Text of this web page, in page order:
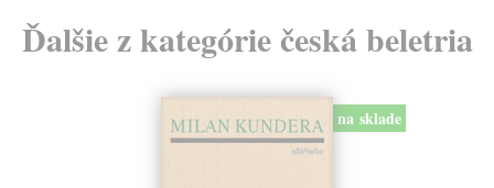
Ďalšie z kategórie česká beletria
na sklade